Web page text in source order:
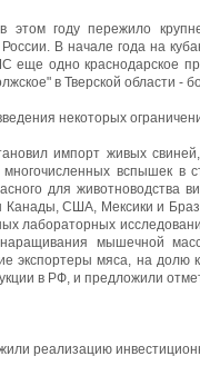
в этом году пережило
В начале года на
еще одно краснодарское
в Тверской области -
некоторых
импорт живых
вспышек в
для животноводства
Канады, США, Мексики и
лабораторных
наращивания мышечной
экспортеры мяса, на долю
в РФ, и предложили
реализацию